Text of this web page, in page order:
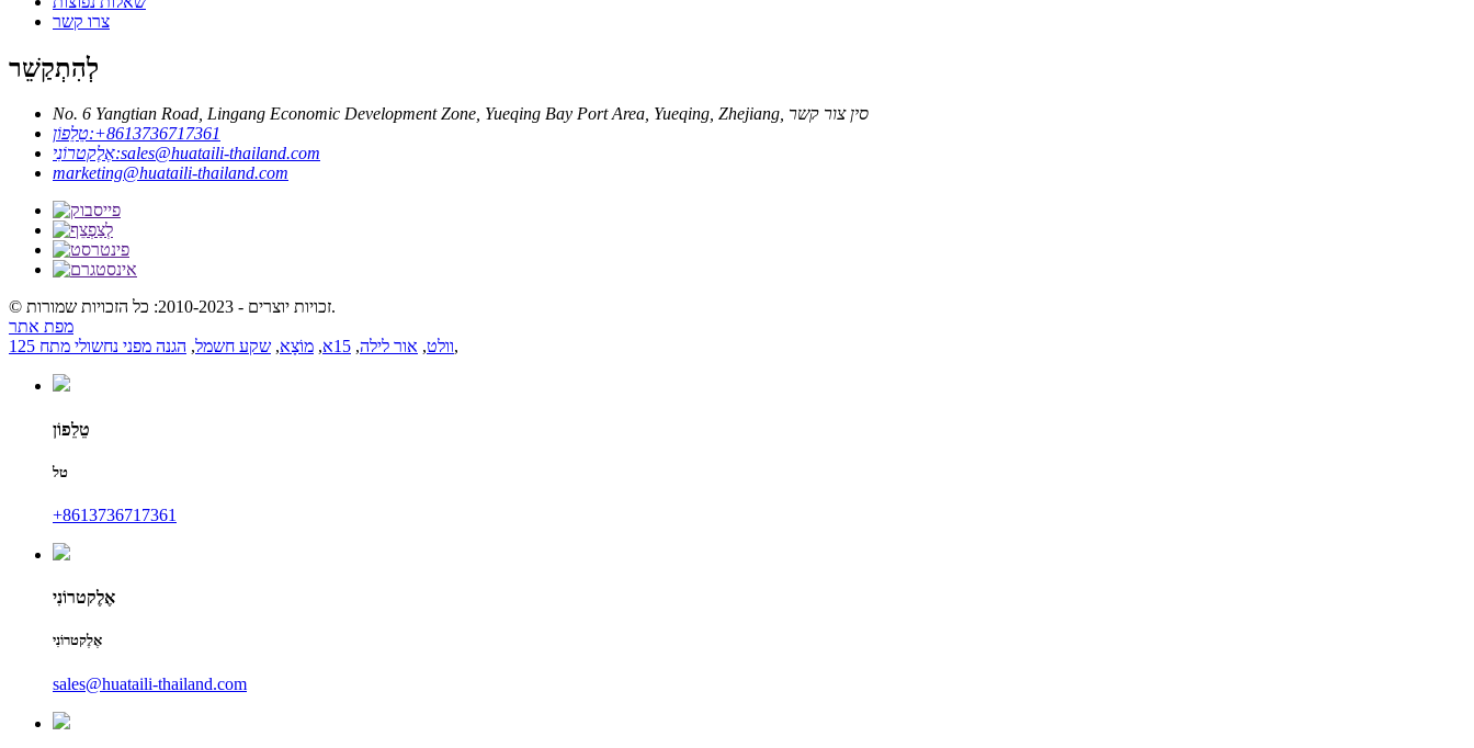
צרו קשר
לְהִתְקַשֵׁר
No. 6 Yangtian Road, Lingang Economic Development Zone, Yueqing Bay Port Area, Yueqing, Zhejiang, סין צור קשר
טֵלֵפוֹן:‎+8613736717361
אֶלֶקטרוֹנִי:sales@huataili-thailand.com
marketing@huataili-thailand.com
© זכויות יוצרים - 2010-2023: כל הזכויות שמורות.
מפת אתר
125 וולט, אור לילה, 15א , מוֹצָא, שקע חשמל, הגנה מפני נחשולי מתח ,
טֵלֵפוֹן
טל
‎+8613736717361
אֶלֶקטרוֹנִי
אֶלֶקטרוֹנִי
sales@huataili-thailand.com